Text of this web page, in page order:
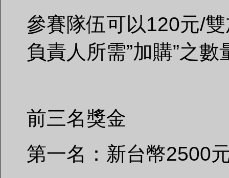
參賽隊伍可以120元/
負責人所需”加購”之數
前三名獎金
第一名：新台幣2500